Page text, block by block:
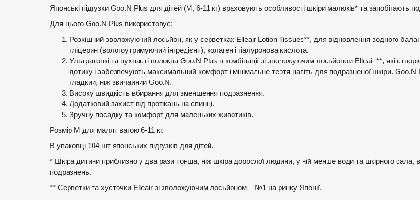
Японські підгузки Goo.N Plus для дітей (М, 6-11 кг) враховують особливості шкіри малюків* та запобігають
Для цього Goo.N Plus використовує:
Розкішний зволожуючий лосьйон, як у серветках Elleair Lotion Tissues**, для відновлення водного
гліцерин (вологоутримуючий інгредієнт), колаген і гіалуронова кислота.
Ультратонкі та пухнасті волокна Goo.N Plus в комбінації зі зволожуючим лосьйоном Elleair **, які
дотику і забезпечують максимальний комфорт і мінімальне тертя навіть для подразненої шкіри.
гладкий, ніж звичайний Goo.N.
Високу швидкість вбирання для зменшення подразнення.
Додатковий захист від протікань на спинці.
Зручну посадку та комфорт для маленьких животиків.
Розмір М для малят вагою 6-11 кг.
В упаковці 104 шт японських підгузків для дітей.
* Шкіра дитини приблизно у два рази тонша, ніж шкіра дорослої людини, у ній менше води та шкірного сала,
подразнень.
** Серветки та хусточки Elleair зі зволожуючим лосьйоном – №1 на ринку Японії.